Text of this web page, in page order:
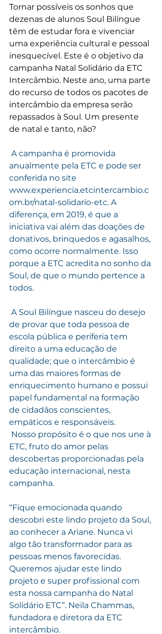
Tornar possíveis os sonhos que
dezenas de alunos Soul Bilíngue
têm de estudar fora e vivenciar
uma experiência cultural e pessoal
inesquecível. Este é o objetivo da
campanha Natal Solidário da ETC
Intercâmbio. Neste ano, uma parte
do recurso de todos os pacotes de
intercâmbio da empresa serão
repassados à Soul. Um presente
de natal e tanto, não?
A campanha é promovida
anualmente pela ETC e pode ser
conferida no site
www.experiencia.etcintercambio.c
om.br/natal-solidario-etc. A
diferença, em 2019, é que a
iniciativa vai além das doações de
donativos, brinquedos e agasalhos,
como ocorre normalmente. Isso
porque a ETC acredita no sonho da
Soul, de que o mundo pertence a
todos.
A Soul Bilíngue nasceu do desejo
de provar que toda pessoa de
escola pública e periferia tem
direito a uma educação de
qualidade; que o intercâmbio é
uma das maiores formas de
enriquecimento humano e possui
papel fundamental na formação
de cidadãos conscientes,
empáticos e responsáveis.
Nosso propósito é o que nos une à
ETC, fruto do amor pelas
descobertas proporcionadas pela
educação internacional, nesta
campanha.
“Fique emocionada quando
descobri este lindo projeto da Soul,
ao conhecer a Ariane. Nunca vi
algo tão transformador para as
pessoas menos favorecidas.
Queremos ajudar este lindo
projeto e super profissional com
esta nossa campanha do Natal
Solidário ETC”. Neila Chammas,
fundadora e diretora da ETC
intercâmbio.